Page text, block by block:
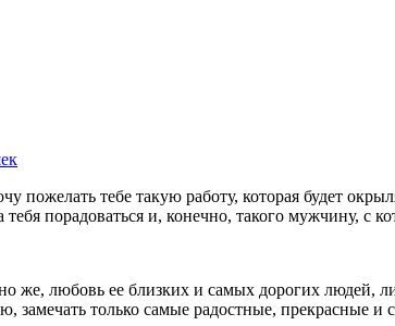
пожелать тебе такую работу, которая будет
порадоваться и, конечно, такого мужчину, с
же, любовь ее близких и самых дорогих людей,
замечать только самые радостные,